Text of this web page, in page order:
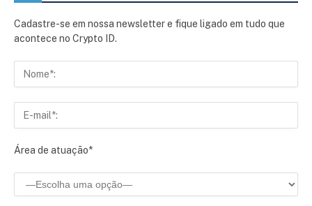
Cadastre-se em nossa newsletter e fique ligado em tudo que
acontece no Crypto ID.
Área de atuação*